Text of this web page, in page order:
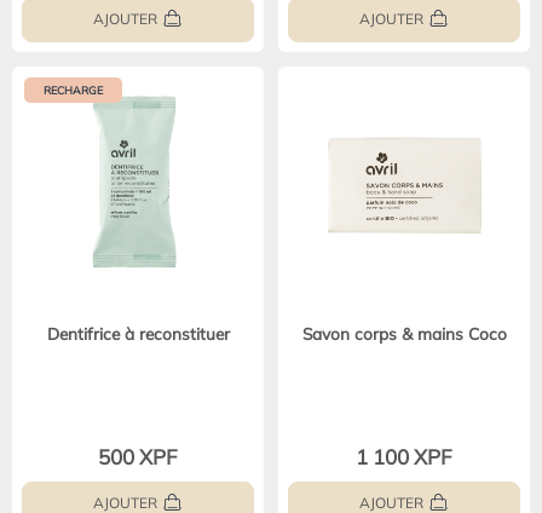
AJOUTER AJOUTER
RECHARGE
Dentifrice à reconstituer
500 XPF
AJOUTER
Savon corps & mains Coco
1 100 XPF
AJOUTER